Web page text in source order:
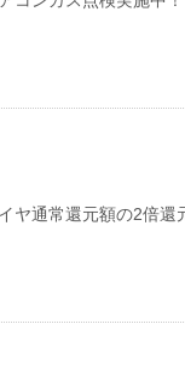
ヤ通常還元額の2倍還